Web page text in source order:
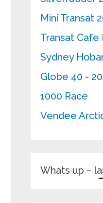
Mini Transat
Transat Cafe
Sydney
Globe 40 -
1000 Race
Vendee
Whats up –